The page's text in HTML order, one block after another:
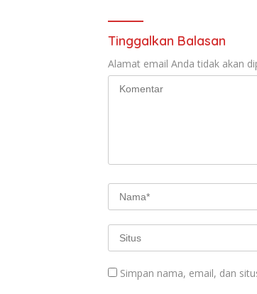
Tinggalkan Balasan
Alamat email Anda tidak akan
Simpan nama, email, dan